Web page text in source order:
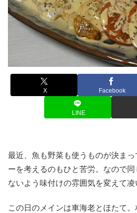
X Facebook
LINE
最近、魚も野菜も使うものが決まっ
ーを考えるのもひと苦労。なので
ないよう味付けの雰囲気を変えて凌
この日のメインは車海老とほたて